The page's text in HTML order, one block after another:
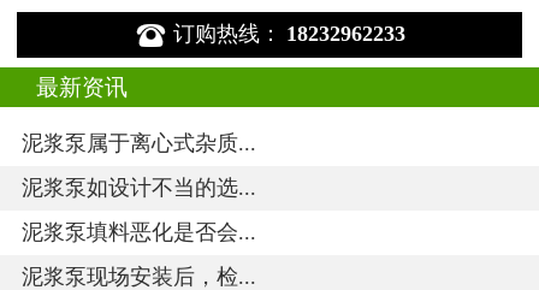
 订购热线： 18232962233
最新资讯
泥浆泵属于离心式杂质...
泥浆泵如设计不当的选...
泥浆泵填料恶化是否会...
泥浆泵现场安装后，检...